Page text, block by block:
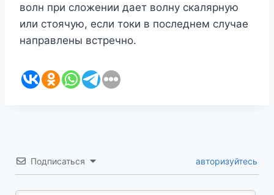
волн при сложении дает волну скалярную
или стоячую, если токи в последнем случае
направлены встречно.
Подписаться авторизуйтесь